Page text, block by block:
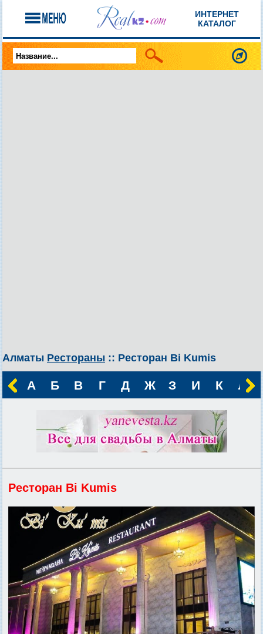
ИНТЕРНЕТ
КАТАЛОГ
Алматы Рестораны :: Ресторан Bi Kumis
А Б В Г Д Ж З И К Л
Ресторан Bi Kumis